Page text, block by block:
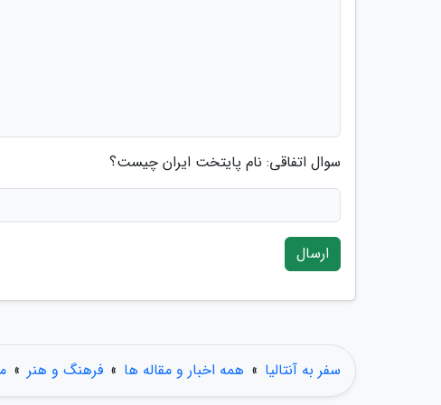
سوال اتفاقی: نام پایتخت ایران چیست؟
ارسال
سفر به آنتالیا » همه اخبار و مقاله ها » فرهنگ و هنر »